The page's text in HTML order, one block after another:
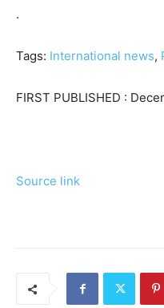
.
Tags: International news,
FIRST PUBLISHED :
Source link